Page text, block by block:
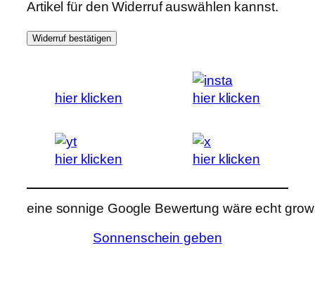
Artikel für den Widerruf auswählen kannst.
Widerruf bestätigen
hier klicken hier klicken
hier klicken hier klicken
eine sonnige Google Bewertung wäre echt
Sonnenschein geben